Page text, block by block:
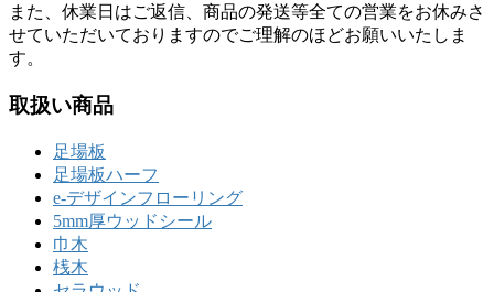
また、休業日はご返信、商品の発送等全ての営業をお休みさ
せていただいておりますのでご理解のほどお願いいたしま
す。
取扱い商品
足場板
足場板ハーフ
e-デザインフローリング
5mm厚ウッドシール
巾木
桟木